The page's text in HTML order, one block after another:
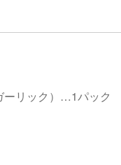
ーリック）…1パック